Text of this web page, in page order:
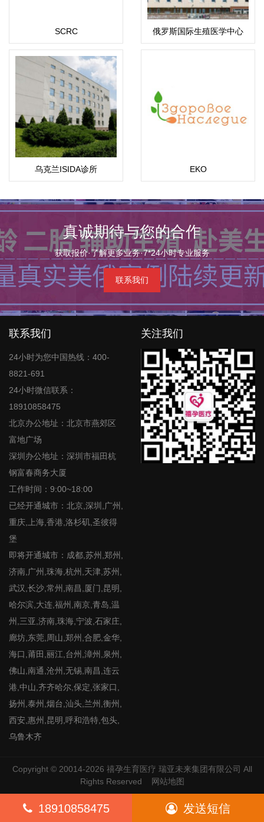
SCRC
俄罗斯国际生殖医学中心
(ICRM)
乌克兰ISIDA诊所 EKO
真诚期待与您的合作
获取报价·了解更多业务·7*24小时专业服务
联系我们
联系我们
24小时为您中国热线：400-
8821-691
24小时微信联系：
18910858475
北京办公地址：北京市燕郊区
富地广场
深圳办公地址：深圳市福田杭
钢富春商务大厦
工作时间：9:00~18:00
已经开通城市：北京,深圳,广州,
重庆,上海,香港,洛杉矶,圣彼得
堡
即将开通城市：成都,苏州,郑州,
济南,广州,珠海,杭州,天津,苏州,
武汉,长沙,常州,南昌,厦门,昆明,
哈尔滨,大连,福州,南京,青岛,温
州,三亚,济南,珠海,宁波,石家庄,
廊坊,东莞,周山,郑州,合肥,金华,
海口,莆田,丽江,台州,漳州,泉州,
佛山,南通,沧州,无锡,南昌,连云
港,中山,齐齐哈尔,保定,张家口,
扬州,泰州,烟台,汕头,兰州,衡州,
西安,惠州,昆明,呼和浩特,包头,
乌鲁木齐
关注我们
Copyright © 20014-2026 禧孕生育医疗 瑞亚未来集团有限公司 All
Rights Reserved
网站地图
18910858475 发送短信